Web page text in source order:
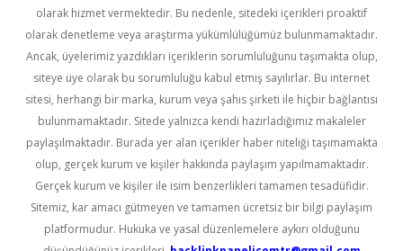
olarak hizmet vermektedir. Bu nedenle, sitedeki içerikleri proaktif
olarak denetleme veya araştırma yükümlülüğümüz bulunmamaktadır.
Ancak, üyelerimiz yazdıkları içeriklerin sorumluluğunu taşımakta olup,
siteye üye olarak bu sorumluluğu kabul etmiş sayılırlar. Bu internet
sitesi, herhangi bir marka, kurum veya şahıs şirketi ile hiçbir bağlantısı
bulunmamaktadır. Sitede yalnızca kendi hazırladığımız makaleler
paylaşılmaktadır. Burada yer alan içerikler haber niteliği taşımamakta
olup, gerçek kurum ve kişiler hakkında paylaşım yapılmamaktadır.
Gerçek kurum ve kişiler ile isim benzerlikleri tamamen tesadüfidir.
Sitemiz, kar amacı gütmeyen ve tamamen ücretsiz bir bilgi paylaşım
platformudur. Hukuka ve yasal düzenlemelere aykırı olduğunu